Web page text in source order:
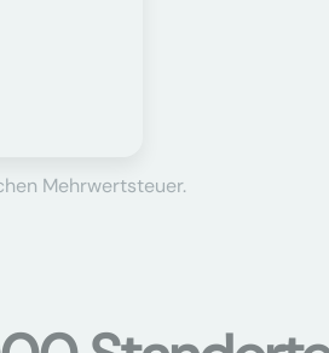
Mehrwertsteuer.